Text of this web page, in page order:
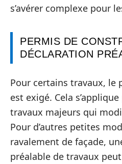
s’avérer complexe pour
PERMIS DE
DÉCLARATION
Pour certains travaux, le
est exigé. Cela
travaux majeurs qui
Pour d’autres petites
ravalement de façade,
préalable de travaux